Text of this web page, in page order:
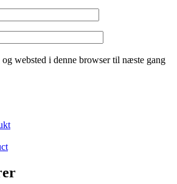
websted i denne browser til næste gang